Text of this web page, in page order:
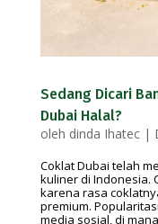
Sedang Dicari
Dubai Halal?
oleh dinda Ihatec|
Coklat Dubai telah
kuliner di Indonesia.
karena rasa
premium.
media sosial, di